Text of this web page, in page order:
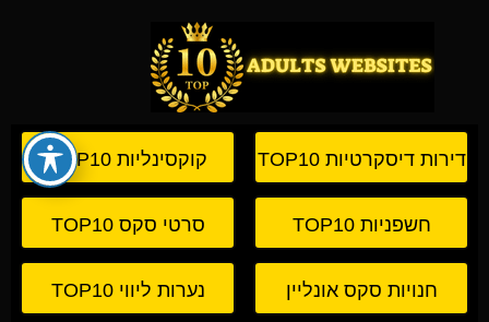
דירות דיסקרטיות TOP10 קוקסינליות TOP10
חשפניות TOP10 סרטי סקס TOP10
חנויות סקס אונליין
נערות ליווי TOP10